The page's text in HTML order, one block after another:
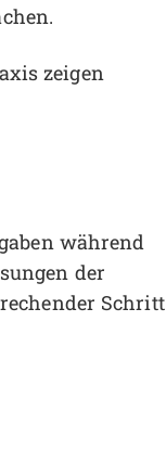
zeigen
während
der
Schritt